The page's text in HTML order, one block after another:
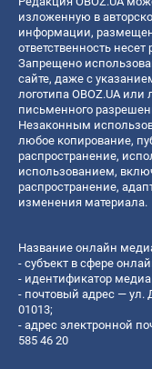
изложенную в
информации,
ответственность
Запрещено
сайте, даже с
логотипа OBOZ.UA
письменного
Незаконным
любое копирование,
распространение,
использованием,
распространение,
изменения материала.
Название онлайн
- субъект в сфере
- идентификатор медиа
- почтовый адрес — ул.
01013;
- адрес электронной
585 46 20